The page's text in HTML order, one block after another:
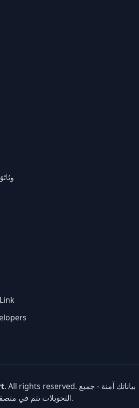
. All rights reserved. بياناتك آمنة - جميع
التحويلات تتم في متصفحك.